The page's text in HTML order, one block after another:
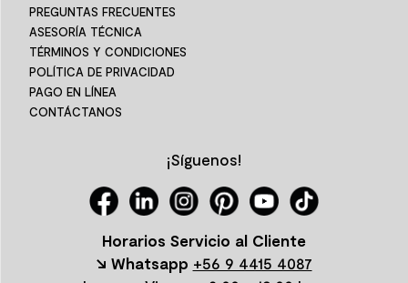
PREGUNTAS FRECUENTES
ASESORÍA TÉCNICA
TÉRMINOS Y CONDICIONES
POLÍTICA DE PRIVACIDAD
PAGO EN LÍNEA
CONTÁCTANOS
¡Síguenos!
Horarios Servicio al Cliente
↘ Whatsapp +56 9 4415 4087